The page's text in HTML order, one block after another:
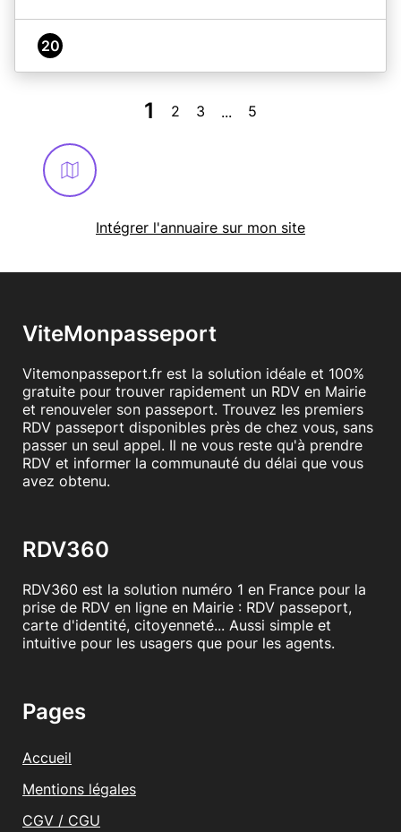
20
1 2 3 ... 5
Intégrer l'annuaire sur mon site
ViteMonpasseport
Vitemonpasseport.fr est la solution idéale et 100%
gratuite pour trouver rapidement un RDV en Mairie
et renouveler son passeport. Trouvez les premiers
RDV passeport disponibles près de chez vous, sans
passer un seul appel. Il ne vous reste qu'à prendre
RDV et informer la communauté du délai que vous
avez obtenu.
RDV360
RDV360 est la solution numéro 1 en France pour la
prise de RDV en ligne en Mairie : RDV passeport,
carte d'identité, citoyenneté... Aussi simple et
intuitive pour les usagers que pour les agents.
Pages
Accueil
Mentions légales
CGV / CGU